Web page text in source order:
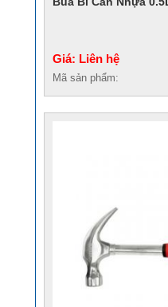
Giá: Liên hệ
Mã sản phẩm: